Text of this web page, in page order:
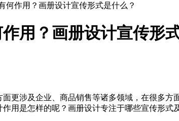
何作用？画册设计宣传形式是什么？
用？画册设计宣传形
更涉及企业、商品销售等诸多领域，在很多
用是怎样的呢？画册设计专注于哪些宣传形式